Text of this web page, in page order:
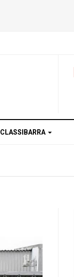
CLASSIBARRA